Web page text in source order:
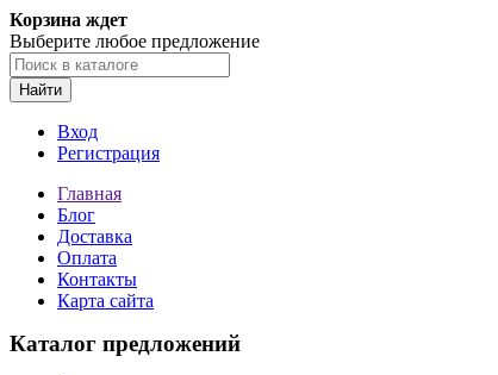
Корзина ждет
Выберите любое предложение
Найти
Вход
Регистрация
Главная
Блог
Доставка
Оплата
Контакты
Карта сайта
Каталог предложений